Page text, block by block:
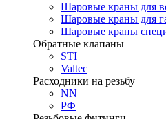
Шаровые краны для
Шаровые краны для
Шаровые краны
Обратные клапаны
STI
Valtec
Расходники на резьбу
NN
РФ